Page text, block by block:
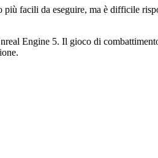
facili da eseguire, ma è difficile
Engine 5. Il gioco di